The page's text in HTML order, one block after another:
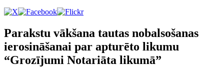
Parakstu vākšana tautas nobalsošanas
ierosināšanai par apturēto likumu
“Grozījumi Notariāta likumā”